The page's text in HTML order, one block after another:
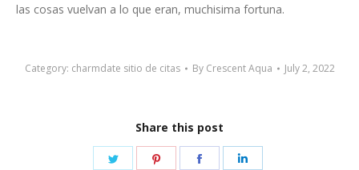
las cosas vuelvan a lo que eran, muchisima fortuna.
Category: charmdate sitio de citas By Crescent Aqua July 2, 2022
Share this post
Share
Share
Share